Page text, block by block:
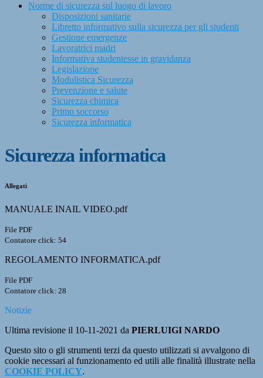
Norme di sicurezza sul luogo di lavoro
Disposizioni sanitarie
Libretto informativo sulla sicurezza per gli studenti
Gestione emergenze
Lavoratrici madri
Informativa studentesse in gravidanza
Legislazione
Modulistica Sicurezza
Prevenzione e salute
Sicurezza chimica
Primo soccorso
Sicurezza informatica
Sicurezza informatica
Allegati
MANUALE INAIL VIDEO.pdf
File PDF
Contatore click: 54
REGOLAMENTO INFORMATICA.pdf
File PDF
Contatore click: 28
Notizie
Ultima revisione il 10-11-2021 da PIERLUIGI NARDO
Questo sito o gli strumenti terzi da questo utilizzati si avvalgono di
cookie necessari al funzionamento ed utili alle finalità illustrate nella
COOKIE POLICY.